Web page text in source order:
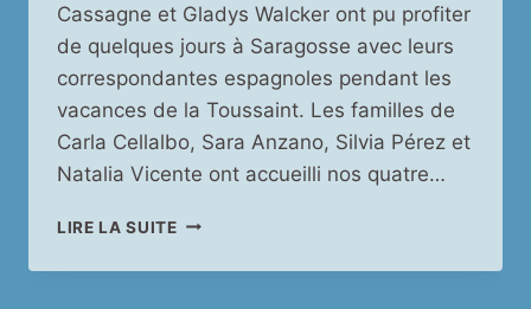
Cassagne et Gladys Walcker ont pu profiter
de quelques jours à Saragosse avec leurs
correspondantes espagnoles pendant les
vacances de la Toussaint. Les familles de
Carla Cellalbo, Sara Anzano, Silvia Pérez et
Natalia Vicente ont accueilli nos quatre…
LIRE LA SUITEVACANCES
LA